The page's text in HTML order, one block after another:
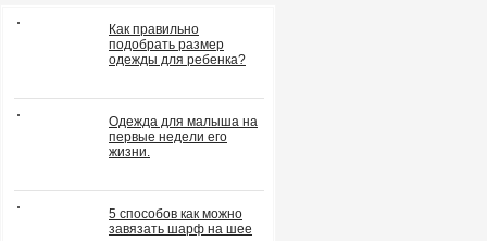
Как правильно
подобрать размер
одежды для ребенка?
Одежда для малыша на
первые недели его
жизни.
5 способов как можно
завязать шарф на шее